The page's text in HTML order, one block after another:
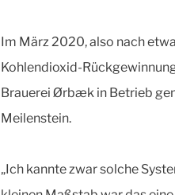
Im März 2020, also nach
Kohlendioxid-
Brauerei Ørbæk in Betrieb
Meilenstein.
„Ich kannte zwar solche